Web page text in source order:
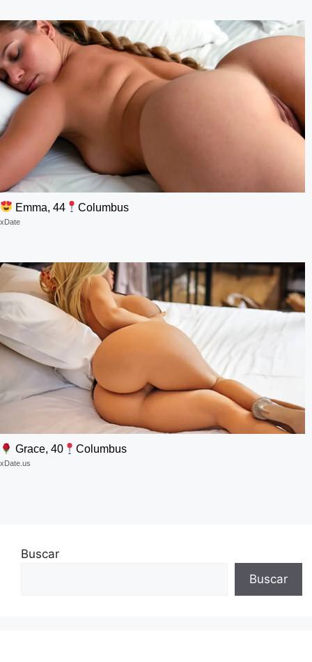
Emma, 44 Columbus
xDate
Grace, 40 Columbus
xDate.us
Buscar
Buscar